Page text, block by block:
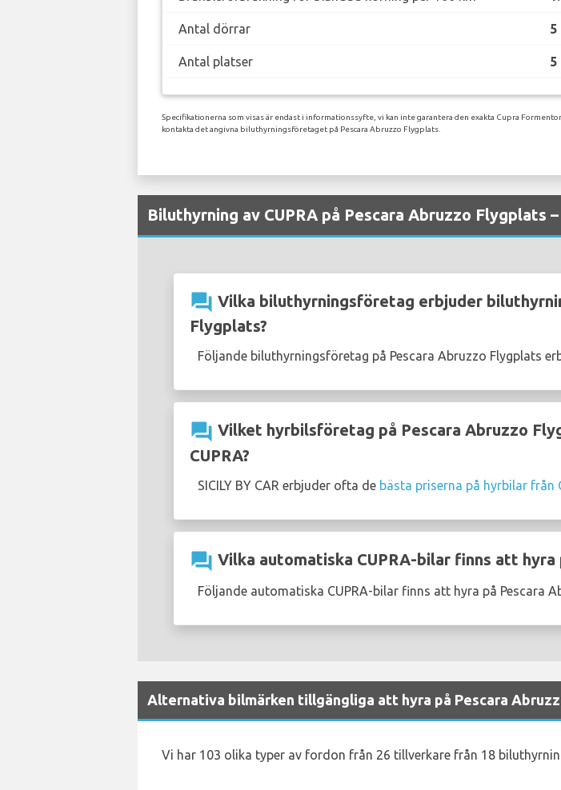
Antal dörrar 5
Antal platser 5
Specifikationerna som visas är endast i informationssyfte, vi kan inte garantera den exakta Cupra
kontakta det angivna biluthyrningsföretaget på Pescara Abruzzo Flygplats.
Biluthyrning av CUPRA på Pescara Abruzzo Flygplats
question_answer Vilka biluthyrningsföretag erbjuder
Flygplats?
Följande biluthyrningsföretag på Pescara Abruzzo Flygplats
question_answer Vilket hyrbilsföretag på Pescara Abruzzo
CUPRA?
SICILY BY CAR erbjuder ofta de bästa priserna på hyrbilar från
question_answer Vilka automatiska CUPRA-bilar finns att hyra
Följande automatiska CUPRA-bilar finns att hyra på Pescara
Alternativa bilmärken tillgängliga att hyra på Pescara
Vi har 103 olika typer av fordon från 26 tillverkare från 18